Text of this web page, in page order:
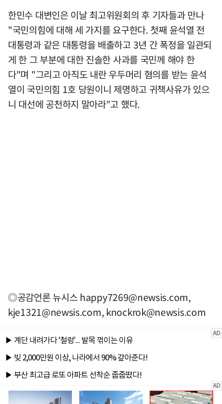
한민수 대변인은 이날 최고위원회의 후 기자들과 만나
"국민의힘에 대해 세 가지를 요구한다. 첫째 윤석열 전
대통령과 같은 대통령을 배출하고 3년 간 폭정을 일관되
게 한 그 부분에 대한 진솔한 사과를 국민께 해야 한
다"며 "그리고 아직도 내란 우두머리 혐의를 받는 윤석
열이 국민의힘 1호 당원이니 제명하고 귀책사유가 있으
니 대선에 공천하지 말아라"고 했다.
◎공감언론 뉴시스happy7269@newsis.com,
kje1321@newsis.com,knockrok@newsis.com